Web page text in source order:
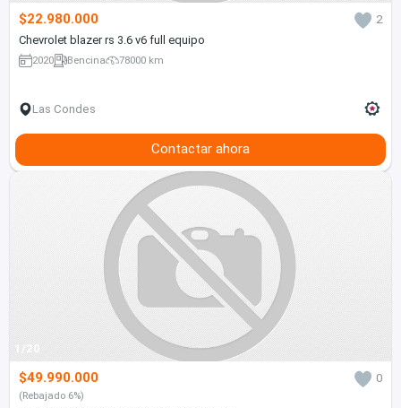
$22.980.000
2
Chevrolet blazer rs 3.6 v6 full equipo
2020 Bencina 78000 km
Las Condes
Contactar ahora
1/20
$49.990.000 0
(Rebajado 6%)